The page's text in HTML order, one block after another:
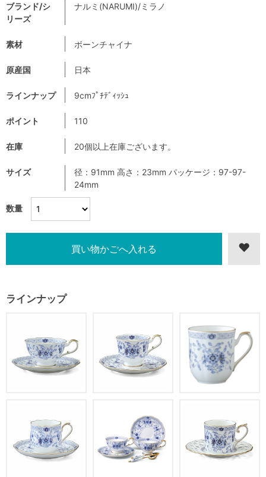
数量
ブランド/シ
リーズ
ナルミ(NARUMI)/ミラノ
素材 ボーンチャイナ
原産国 日本
ラインナップ 9cmﾌﾟﾁﾃﾞｨｯｼｭ
ポイント 110
在庫 20個以上在庫ございます。
サイズ
径：91mm 高さ：23mm パッケージ：97-97-
24mm
ラインナップ